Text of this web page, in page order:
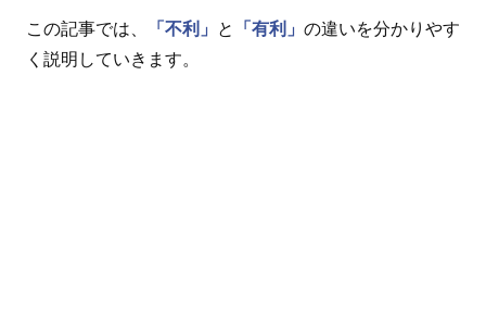
この記事では、 「不利」 と 「有利」 の違いを分かりやす
く説明していきます。